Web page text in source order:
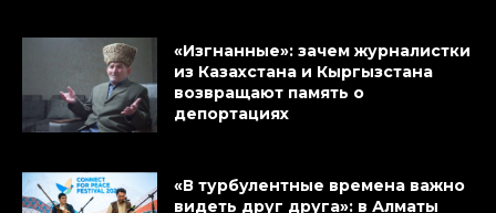
«Изгнанные»: зачем журналистки
из Казахстана и Кыргызстана
возвращают память о
депортациях
«В турбулентные времена важно
видеть друг друга»: в Алматы